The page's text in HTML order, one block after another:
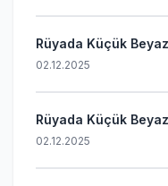
Rüyada Küçük
02.12.2025
Rüyada Küçük
02.12.2025